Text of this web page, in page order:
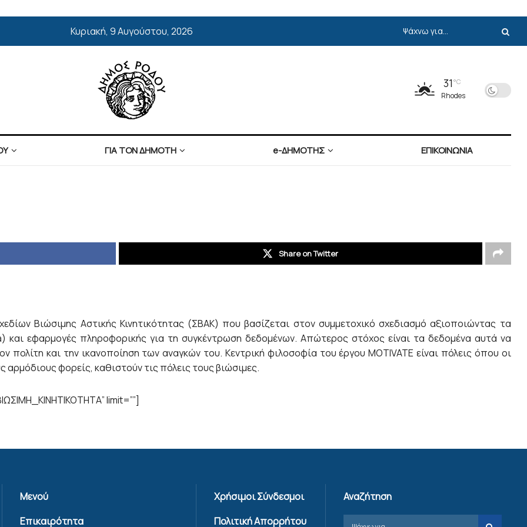
Κυριακή, 9 Αυγούστου, 2026
31°C
Rhodes
ΓΙΑ ΤΟΝ ΔΗΜΟΤΗ e-ΔΗΜΟΤΗΣ ΕΠΙΚΟΙΝΩΝΙΑ
Share on Twitter
Βιώσιμης Αστικής Κινητικότητας (ΣΒΑΚ) που βασίζεται στον συμμετοχικό σχεδιασμό αξιοποιώντας τα
και εφαρμογές πληροφορικής για τη συγκέντρωση δεδομένων. Απώτερος στόχος είναι τα δεδομένα αυτά να
πολίτη και την ικανοποίηση των αναγκών του. Κεντρική φιλοσοφία του έργου MOTIVATE είναι πόλεις όπου οι
αρμόδιους φορείς, καθιστούν τις πόλεις τους βιώσιμες.
limit=””]
Μενού
Επικαιρότητα
Χρήσιμοι Σύνδεσμοι
Πολιτική Απορρήτου
Αναζήτηση